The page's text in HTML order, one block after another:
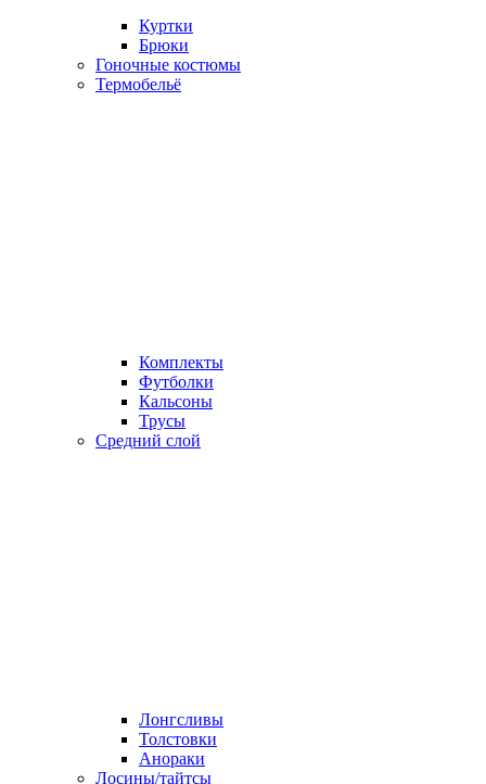
Куртки
Брюки
Гоночные костюмы
Термобельё
Комплекты
Футболки
Кальсоны
Трусы
Средний слой
Лонгсливы
Толстовки
Анораки
Лосины/тайтсы